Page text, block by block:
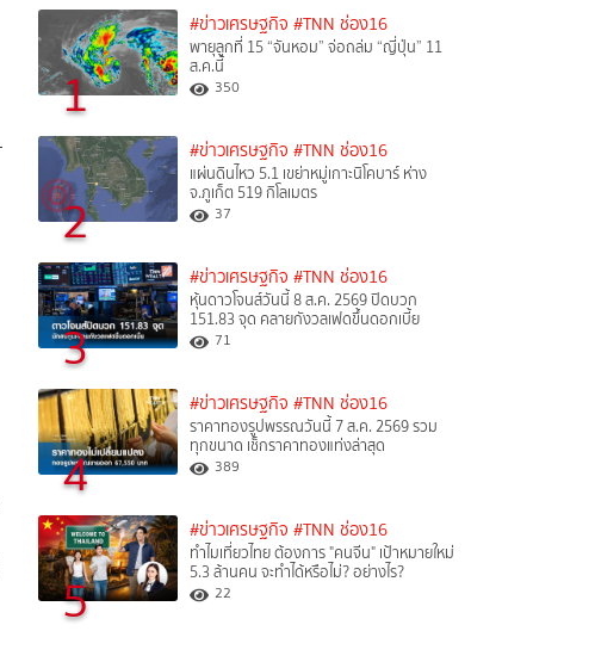
1
#ข่าวเศรษฐกิจ #TNN ช่อง16
พายุลูกที่ 15 “จันหอม” จ่อถล่ม “ญี่ปุ่น” 11
ส.ค.นี้
350
2
#ข่าวเศรษฐกิจ #TNN ช่อง16
แผ่นดินไหว 5.1 เขย่าหมู่เกาะนิโคบาร์ ห่าง
จ.ภูเก็ต 519 กิโลเมตร
37
3
#ข่าวเศรษฐกิจ #TNN ช่อง16
หุ้นดาวโจนส์วันนี้ 8 ส.ค. 2569 ปิดบวก
151.83 จุด คลายกังวลเฟดขึ้นดอกเบี้ย
71
4
#ข่าวเศรษฐกิจ #TNN ช่อง16
ราคาทองรูปพรรณวันนี้ 7 ส.ค. 2569 รวม
ทุกขนาด เช็กราคาทองแท่งล่าสุด
389
5
#ข่าวเศรษฐกิจ #TNN ช่อง16
ทำไมเที่ยวไทย ต้องการ "คนจีน" เป้าหมายใหม่
5.3 ล้านคน จะทำได้หรือไม่? อย่างไร?
22